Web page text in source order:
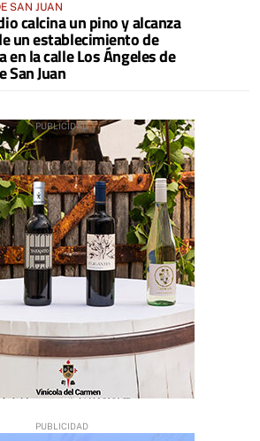
SAN JUAN
calcina un pino y alcanza
un establecimiento de
en la calle Los Ángeles de
San Juan